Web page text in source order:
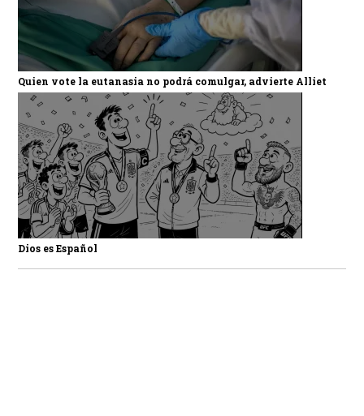
Quien vote la eutanasia no podrá comulgar, advierte Alliet
Dios es Español